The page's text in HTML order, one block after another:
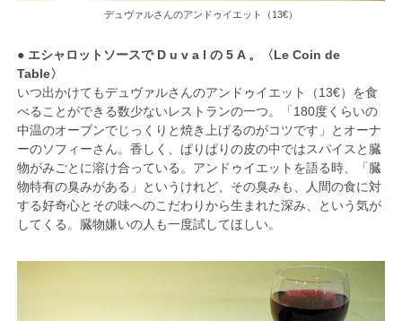
デュヴァルさんのアンドゥイエット（13€）
● エシャロットソースで D u v a l の 5 A 。〈Le Coin de
Table〉
いつ出かけてもデュヴァルさんのアンドゥイエット（13€）を食
べることができる数少ないレストランの一つ。「180度くらいの
中温のオーブンでじっくりと焼き上げるのがコツです」とオーナ
ーのソフィーさん。香しく、ぱりぱりの皮の中ではスパイスと臓
物がみごとに溶け合っている。アンドゥイエットを語る時、「臓
物特有の臭みがある」というけれど、その臭みも、人間の食に対
する好奇心とその味へのこだわりから生まれた深み、という気が
してくる。臓物嫌いの人も一度試してほしい。